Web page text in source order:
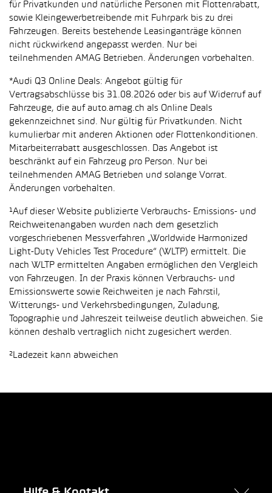
für Privatkunden und natürliche Personen mit Flottenrabatt,
sowie Kleingewerbetreibende mit Fuhrpark bis zu drei
Fahrzeugen. Bereits bestehende Leasinganträge können
nicht rückwirkend angepasst werden. Nur bei
teilnehmenden AMAG Betrieben. Änderungen vorbehalten.
*Audi Q3 Online Deals: Angebot gültig für
Vertragsabschlüsse bis 31.08.2026 oder bis auf Widerruf auf
Fahrzeuge, die auf auto.amag.ch als Online Deals
gekennzeichnet sind. Nur gültig für Privatkunden. Nicht
kumulierbar mit anderen Aktionen oder Flottenkonditionen.
Mitarbeiterrabatt ausgeschlossen. Das Angebot ist
beschränkt auf ein Fahrzeug pro Person. Nur bei
teilnehmenden AMAG Betrieben und solange Vorrat.
Änderungen vorbehalten.
¹Auf dieser Website publizierte Verbrauchs- Emissions- und
Reichweitenangaben wurden nach dem gesetzlich
vorgeschriebenen Messverfahren „Worldwide Harmonized
Light-Duty Vehicles Test Procedure“ (WLTP) ermittelt. Die
nach WLTP ermittelten Angaben ermöglichen den Vergleich
von Fahrzeugen. In der Praxis können Verbrauchs- und
Emissionswerte sowie Reichweiten je nach Fahrstil,
Witterungs- und Verkehrsbedingungen, Zuladung,
Topographie und Jahreszeit teilweise deutlich abweichen. Sie
können deshalb vertraglich nicht zugesichert werden.
²Ladezeit kann abweichen